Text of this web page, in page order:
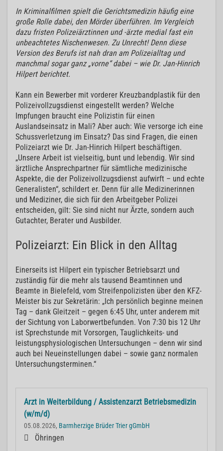
In Kriminalfilmen spielt die Gerichtsmedizin häufig eine
große Rolle dabei, den Mörder überführen. Im Vergleich
dazu fristen Polizeiärztinnen und -ärzte medial fast ein
unbeachtetes Nischenwesen. Zu Unrecht! Denn diese
Version des Berufs ist nah dran am Polizeialltag und
manchmal sogar ganz „vorne“ dabei – wie Dr. Jan-Hinrich
Hilpert berichtet.
Kann ein Bewerber mit vorderer Kreuzbandplastik für den
Polizeivollzugsdienst eingestellt werden? Welche
Impfungen braucht eine Polizistin für einen
Auslandseinsatz in Mali? Aber auch: Wie versorge ich eine
Schussverletzung im Einsatz? Das sind Fragen, die einen
Polizeiarzt wie Dr. Jan-Hinrich Hilpert beschäftigen.
„Unsere Arbeit ist vielseitig, bunt und lebendig. Wir sind
ärztliche Ansprechpartner für sämtliche medizinische
Aspekte, die der Polizeivollzugsdienst aufwirft – und echte
Generalisten“, schildert er. Denn für alle Medizinerinnen
und Mediziner, die sich für den Arbeitgeber Polizei
entscheiden, gilt: Sie sind nicht nur Ärzte, sondern auch
Gutachter, Berater und Ausbilder.
Polizeiarzt: Ein Blick in den Alltag
Einerseits ist Hilpert ein typischer Betriebsarzt und
zuständig für die mehr als tausend Beamtinnen und
Beamte in Bielefeld, vom Streifenpolizisten über den KFZ-
Meister bis zur Sekretärin: „Ich persönlich beginne meinen
Tag – dank Gleitzeit – gegen 6:45 Uhr, unter anderem mit
der Sichtung von Laborwertbefunden. Von 7:30 bis 12 Uhr
ist Sprechstunde mit Vorsorgen, Tauglichkeits- und
leistungsphysiologischen Untersuchungen – denn wir sind
auch bei Neueinstellungen dabei – sowie ganz normalen
Untersuchungsterminen.“
Arzt in Weiterbildung / Assistenzarzt Betriebsmedizin
(w/m/d)
05.08.2026, Barmherzige Brüder Trier gGmbH
Öhringen